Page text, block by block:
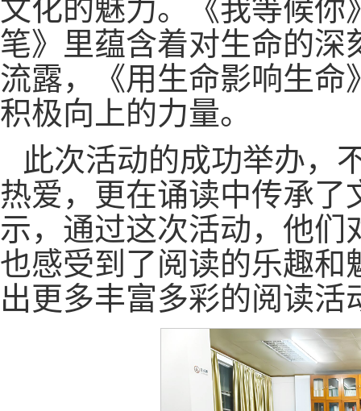
文化的魅力。《我等候
笔》里蕴含着对生命的深
流露，《用生命影响生命
积极向上的力量。
此次活动的成功举办，
热爱，更在诵读中传承
示，通过这次活动，他们
也感受到了阅读的乐趣和
出更多丰富多彩的阅读